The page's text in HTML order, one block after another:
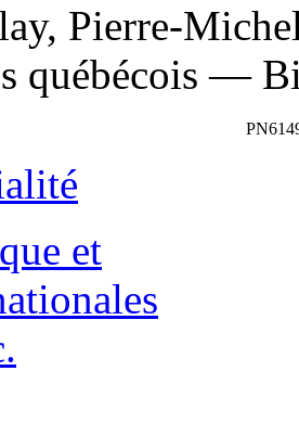
Pierre-
québécois —